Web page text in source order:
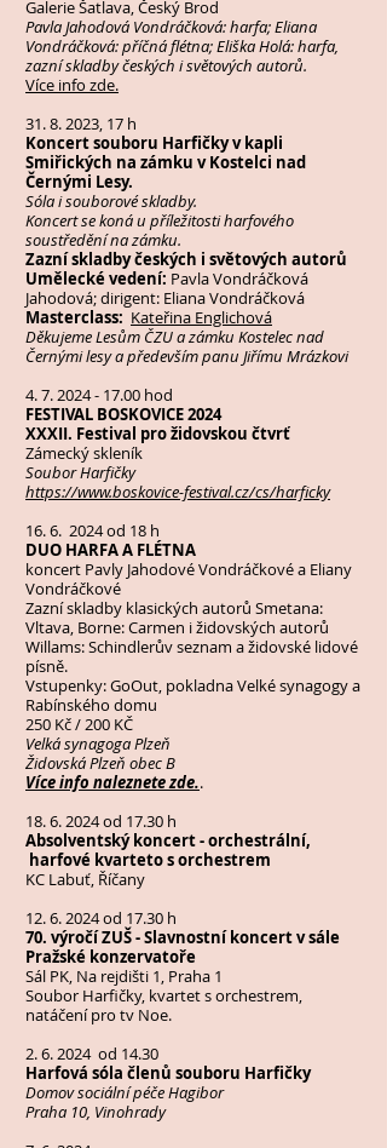
Galerie Šatlava, Český Brod
Pavla Jahodová Vondráčková: harfa; Eliana
Vondráčková: příčná flétna; Eliška Holá: harfa,
zazní skladby českých i světových autorů.
Více info zde.
31. 8. 2023, 17 h
Koncert souboru Harfičky v kapli
Smiřických na zámku v Kostelci nad
Černými Lesy.
Sóla i souborové skladby.
Koncert se koná u příležitosti harfového
soustředění na zámku.
Zazní skladby českých i světových autorů
Umělecké vedení: Pavla Vondráčková
Jahodová; dirigent: Eliana Vondráčková
Masterclass: Kateřina Englichová
Děkujeme Lesům ČZU a zámku Kostelec nad
Černými lesy a především panu Jiřímu Mrázkovi
4. 7. 2024 - 17.00 hod
FESTIVAL BOSKOVICE 2024
XXXII. Festival pro židovskou čtvrť
Zámecký skleník
Soubor Harfičky
https://www.boskovice-festival.cz/cs/harficky
16. 6. 2024 od 18 h
DUO HARFA A FLÉTNA
koncert Pavly Jahodové Vondráčkové a Eliany
Vondráčkové
Zazní skladby klasických autorů Smetana:
Vltava, Borne: Carmen i židovských autorů
Willams: Schindlerův seznam a židovské lidové
písně.
Vstupenky: GoOut, pokladna Velké synagogy a
Rabínského domu
250 Kč / 200 KČ
Velká synagoga Plzeň
Židovská Plzeň obec B
Více info naleznete zde..
18. 6. 2024od 17.30 h
Absolventský koncert - orchestrální,
harfové kvarteto s orchestrem
KC Labuť, Říčany
12. 6. 2024od 17.30 h
70. výročí ZUŠ - Slavnostní koncert v sále
Pražské konzervatoře
Sál PK, Na rejdišti 1, Praha 1
Soubor Harfičky, kvartet s orchestrem,
natáčení pro tv Noe.
2. 6. 2024 od 14.30
Harfová sóla členů souboru Harfičky
Domov sociální péče Hagibor
Praha 10, Vinohrady